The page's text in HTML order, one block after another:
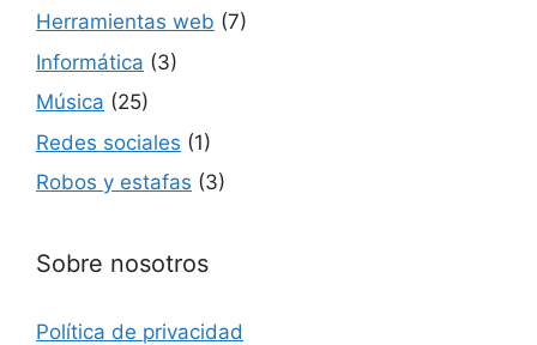
Herramientas web (7)
Informática (3)
Música (25)
Redes sociales (1)
Robos y estafas (3)
Sobre nosotros
Política de privacidad